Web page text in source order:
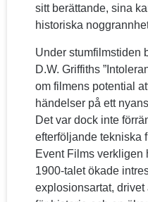
sitt berättande, sina
historiska
Under stumfilmstiden
D.W. Griffiths
om filmens potential
händelser på ett
Det var dock inte
efterföljande tekniska
Event Films verkligen
1900-talet ökade
explosionsartat,